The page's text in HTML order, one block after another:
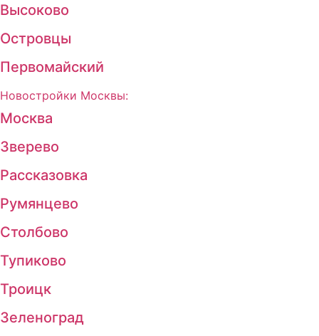
Высоково
Островцы
Первомайский
Новостройки Москвы:
Москва
Зверево
Рассказовка
Румянцево
Столбово
Тупиково
Троицк
Зеленоград